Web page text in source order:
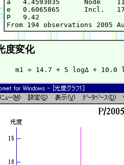
a   4.4593035      Node
e   0.6065865      Incl.
P   9.42
度変化